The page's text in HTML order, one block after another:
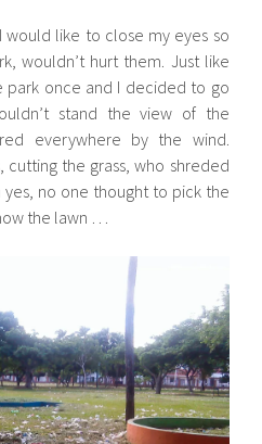
would like to close my eyes so
wouldn’t hurt them. Just like
park once and I decided to go
stand the view of the
everywhere by the wind.
the grass, who shreded
no one thought to pick the
the lawn …